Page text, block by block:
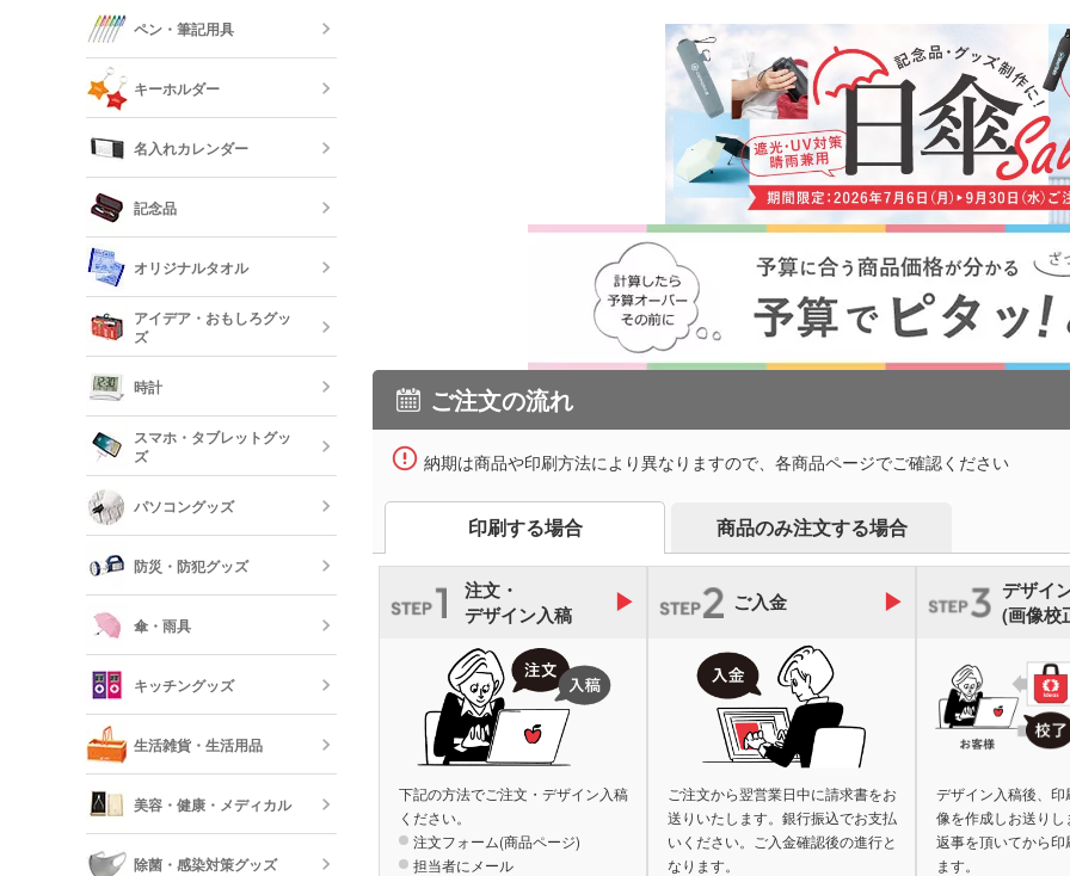
ご注文の流れ
納期は商品や印刷方法により異なりますので、各商品ページでご確認ください
印刷する場合 商品のみ注文する場合
注文・
デザイン入稿
下記の方法でご注文・デザイン入稿
ください。
注文フォーム(商品ページ)
担当者にメール
ご入金
ご注文から翌営業日中に請求書をお
送りいたします。銀行振込でお支払
いください。ご入金確認後の進行と
なります。
デザイ
(画像校
デザイン入稿後、
像を作成しお送りし
返事を頂いてから印
ます。
バッグ・巾着
ド
ペンケース・筆箱 ペン
ケース・マルチケース
ブッ
おり
定規・メジャー
印鑑・印鑑ケース・スタン
電卓
ッ
短納期文房具・ステーショナ
名入れクリアファイル（箔
押し・シルク）
ド
の
ペン・筆記用具
ジェットストリーム ボー
多色ペン シャ
サインペン・筆ペン マー
ペンセット・文具セット 消
短納期ボールペン
キーホルダー
メタルキーホルダー・金属
製キーホルダー
木製
キー
名入れカレンダー
記念品
記念品 マグカップ 記
記念品 グラス 記念品 バッグ 記
ー・文房具
具
記念品 写真立て・フォト
フレーム
記念品 モバイルバッテリ
ー・充電器
記念品 印鑑ケース・ネー
ムペン・朱肉
記念品 キーホルダー 記念
記念品 傘・日傘
オリジナルタオル
オリジナルフェイスタオル オリジナルハンカチタオル
オ
オル
オリジナルハンドタオル オリジナルマフラータオル オリ
オリジナルバスタオル
短納期オリジナルタオル
アイデア・おもしろグッ
ズ
時計
スマホ・タブレットグッ
ズ
モバイルバッテリー・充電
タッチペン
スマホモバイルスタンド イヤホン・スピーカー
スマ
ロフ
モバイル スマホケース スマホリング ス
短納期スマホ・タブレット
グッズ
パソコングッズ
USBグッズ マウスパッド PCク
防災・防犯グッズ
防災セット・非常持出袋
ライト・LEDライト・懐中
電灯
ラジ
反射板・リフレクター 防犯ブザー・ホイッスル アル
傘・雨具
傘 傘カバー・雨具
キッチングッズ
箱・
食器 キッチン 消耗品 キッ
生活雑貨・生活用品
フォトフレーム・ピクチャ
ーボード
ライト・ランタン ウェ
美容・健康・メディカル
除菌・感染対策グッズ